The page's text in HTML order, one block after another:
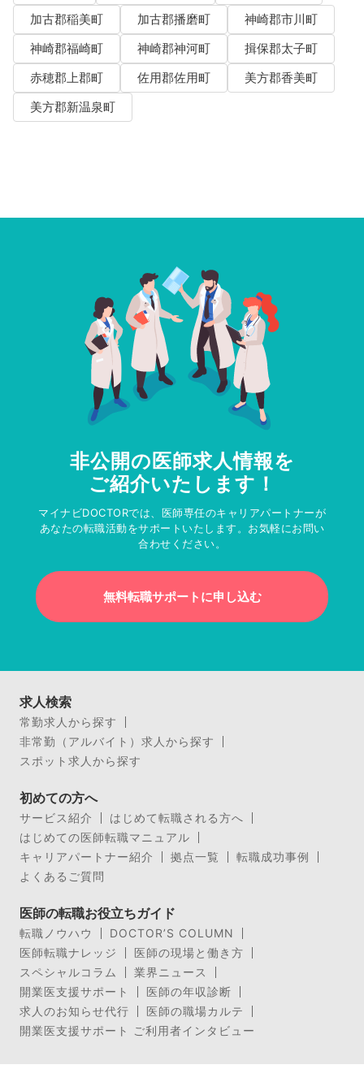
加古郡稲美町
加古郡播磨町
神崎郡市川町
神崎郡福崎町
神崎郡神河町
揖保郡太子町
赤穂郡上郡町
佐用郡佐用町
美方郡香美町
美方郡新温泉町
非公開の医師求人情報を
ご紹介いたします！
マイナビDOCTORでは、医師専任のキャリアパートナーが
あなたの転職活動をサポートいたします。お気軽にお問い
合わせください。
無料転職サポートに申し込む
求人検索
常勤求人から探す
非常勤（アルバイト）求人から探す
スポット求人から探す
初めての方へ
サービス紹介
はじめて転職される方へ
はじめての医師転職マニュアル
キャリアパートナー紹介
拠点一覧
転職成功事例
よくあるご質問
医師の転職お役立ちガイド
転職ノウハウ
DOCTOR’S COLUMN
医師転職ナレッジ
医師の現場と働き方
スペシャルコラム
業界ニュース
開業医支援サポート
医師の年収診断
求人のお知らせ代行
医師の職場カルテ
開業医支援サポート ご利用者インタビュー